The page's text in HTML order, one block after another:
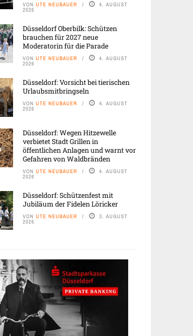
VON UTE NEUBAUER 4. AUGUST
2026
Düsseldorf Oberbilk: Schützen
brauchen für 2027 neue
Moderatorin für die Parade
VON UTE NEUBAUER 4. AUGUST
2026
Düsseldorf: Vorsicht bei tierischen
Urlaubsmitbringseln
VON UTE NEUBAUER 4. AUGUST
2026
Düsseldorf: Wegen Hitzewelle
verbietet Stadt Grillen in
öffentlichen Anlagen und warnt vor
Gefahren von Waldbränden
VON UTE NEUBAUER 4. AUGUST
2026
Düsseldorf: Schützenfest mit
Jubiläum der Fidelen Löricker
VON UTE NEUBAUER 3. AUGUST
2026